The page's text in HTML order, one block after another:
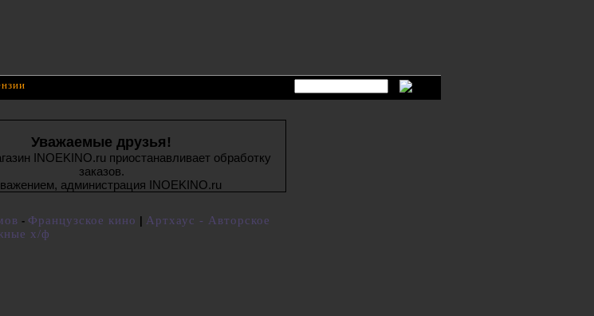
Уважаемые друзья!
INOEKINO.ru приостанавливает обработку
заказов.
администрация INOEKINO.ru
- Французское кино
Артхаус - Авторское
х/ф